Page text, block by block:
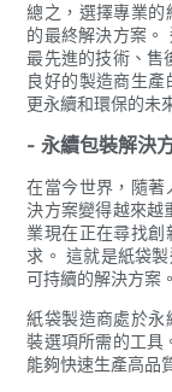
總之，選擇專業的
的最終解決方案。
最先進的技術、售
良好的製造商生
更永續和環保的未
- 永續包裝解決
在當今世界，隨著
決方案變得越來越
業現在正在尋找
求。 這就是紙袋
可持續的解決方案。
紙袋製造商處於永
裝選項所需的工具
能夠快速生產高品